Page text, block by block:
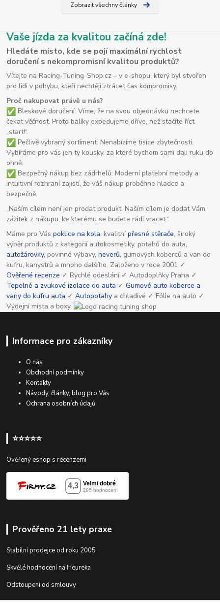
Zobrazit všechny články
Vaše jízda za kvalitou začíná zde!
Hledáte místo, kde se pojí maximální rychlost
doručení s nekompromisní kvalitou produktů?
Vítejte na Racing-Tuning-Shop.cz – v e-shopu, který byl stvořen
pro lidi v pohybu, kteří nechtějí ztrácet čas kompromisy.
Proč nakupovat právě u nás?
Bleskové doručení: Víme, že na svou objednávku nechcete
čekat věčnost. Proto balíky expedujeme dříve, než stačíte říct
„start!“.
Pečlivě vybraný sortiment: Nenabízíme tisíce zbytečností.
Vybíráme pro vás jen ty kousky, za které bychom sami dali ruku do
ohně.
Bezpečný nákup bez zádrhelů: Moderní platební metody a
intuitivní rozhraní zajistí, že váš nákup proběhne hladce a
bezpečně.
„Naším cílem není jen prodat produkt. Naším cílem je dodat Vám
zážitek z nákupu, ke kterému se budete rádi vracet.“
Máme pro Váspoklice na kola, kvalitnípřesné stěrače, široký
výběr produktů z kategorií autokosmetiky, potahů do auta,
autožárovky, povinné výbavy,heverů, gumových koberců a van do
kufru, kanystrů a mnoho dalšího. Založeno v roce 2001 ✓
Ověřené recenze ✓ Rychlé odeslání ✓ Autodoplňky Praha ✓
Tepelné a zvukové izolace do auta ✓Gumové auto koberce a
vany do kufru auta ✓Autopotahy a chladivé ✓ Fólie na auto ✓
Výdejní místa a boxy.
Informace pro zákazníky
O nás
Obchodní podmínky
Kontakty
Návody, články, blog pro Vás
Ochrana osobních údajů
⭐⭐⭐⭐⭐
Ověřený eshop s recenzemi
Prověřeno 21 lety praxe
Stabilní prodejce od roku 2005
Skvělé hodnocení na Heureka
Odstoupeni od smlouvy